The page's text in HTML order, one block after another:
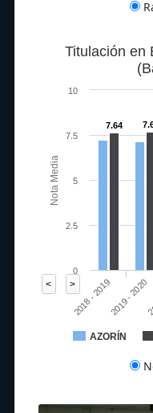
< >
Nota Media
Titulación en
7.64
AZORÍN
2018 - 20192019 - 2020
0
10
2.5
5
7.5